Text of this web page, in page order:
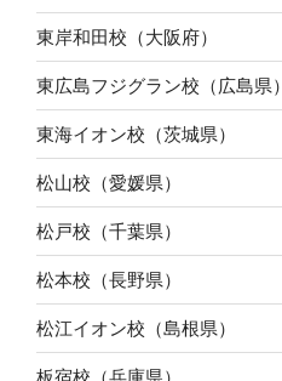
東岸和田校（大阪府）
東広島フジグラン校（広島県）
東海イオン校（茨城県）
松山校（愛媛県）
松戸校（千葉県）
松本校（長野県）
松江イオン校（島根県）
板宿校（兵庫県）